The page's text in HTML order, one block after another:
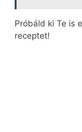
Próbáld ki Te is
receptet!